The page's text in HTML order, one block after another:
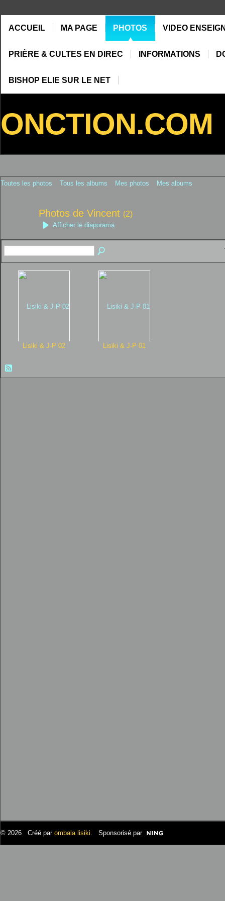
ACCUEIL MA PAGE PHOTOS VIDEO
PRIÈRE & CULTES EN DIREC INFORMATIONS
BISHOP ELIE SUR LE NET
ONCTION.COM
Toutes les photos Tous les albums Mes photos Mes albums
Photos de Vincent (2)
Afficher le diaporama
Lisiki & J-P 02 Lisiki & J-P 01
© 2026 Créé par ombala lisiki. Sponsorisé par